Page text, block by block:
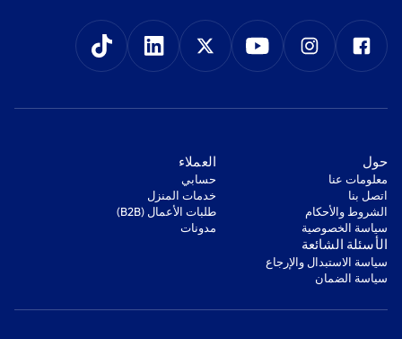
‫حول‬
معلومات عنا
اتصل بنا
‫الشروط والأحكام‬
‫سياسة الخصوصية‬
‫العملاء‬
‫حسابي‬
‫خدمات المنزل‬
‫طلبات الأعمال (B2B)‬
مدونات
‫الأسئلة الشائعة‬
‫سياسة الاستبدال والإرجاع‬
‫سياسة الضمان‬